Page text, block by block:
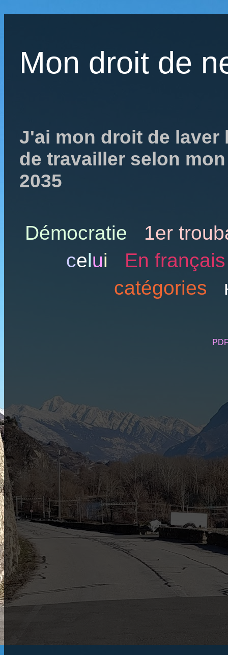
Mon droit de
J'ai mon droit de laver
de travailler selon
2035
Démocratie
1er
celui
En français
catégories